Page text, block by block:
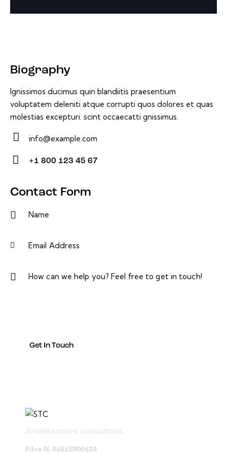
Biography
Ignissimos ducimus quin blandiitis praesentium
voluptatem deleniti atque corrupti quos dolores et quas
molestias excepturi. scint occaecatti gnissimus.
E-
m
info@example.com
on
+1 800 123 45 67
Contact Form
P.Iva N. 01612900124